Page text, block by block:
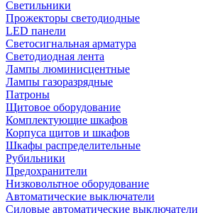
Светильники
Прожекторы светодиодные
LED панели
Светосигнальная арматура
Светодиодная лента
Лампы люминисцентные
Лампы газоразрядные
Патроны
Щитовое оборудование
Комплектующие шкафов
Корпуса щитов и шкафов
Шкафы распределительные
Рубильники
Предохранители
Низковольтное оборудование
Автоматические выключатели
Силовые автоматические выключатели